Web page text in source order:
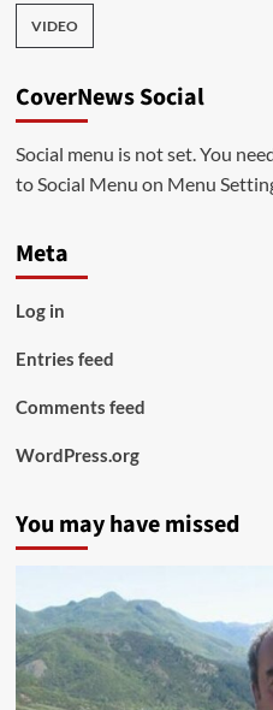
VIDEO
CoverNews Social
Social menu is not set. You
to Social Menu on Menu
Meta
Log in
Entries feed
Comments feed
WordPress.org
You may have missed